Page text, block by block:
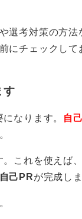
発揮するのか
取るヒアリング
いですね。
す。
選考対策の方法
にチェックして
す
なります。
自
。これを使えば、
己PRが完成しま